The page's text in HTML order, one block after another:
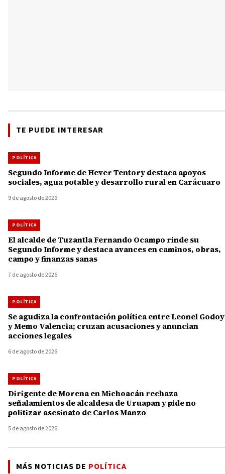
TE PUEDE INTERESAR
POLÍTICA
Segundo Informe de Hever Tentory destaca apoyos
sociales, agua potable y desarrollo rural en Carácuaro
9 de agosto de 2026
POLÍTICA
El alcalde de Tuzantla Fernando Ocampo rinde su
Segundo Informe y destaca avances en caminos, obras,
campo y finanzas sanas
7 de agosto de 2026
POLÍTICA
Se agudiza la confrontación política entre Leonel Godoy
y Memo Valencia; cruzan acusaciones y anuncian
acciones legales
6 de agosto de 2026
POLÍTICA
Dirigente de Morena en Michoacán rechaza
señalamientos de alcaldesa de Uruapan y pide no
politizar asesinato de Carlos Manzo
5 de agosto de 2026
MÁS NOTICIAS DE POLÍTICA